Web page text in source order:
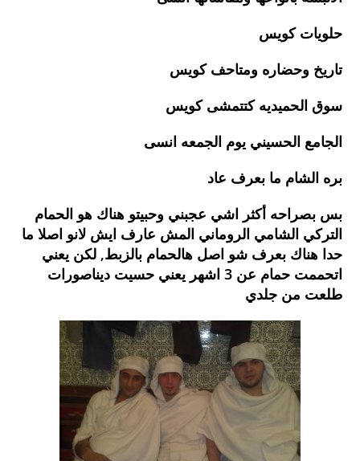
حلويات كويس
تاريخ وحضاره ومتاحف كويس
سوق الحميديه كتتمشى كويس
الجامع الحسيني يوم الجمعه انسى
بره الشام ما بعرف عاد
بس بصراحه أكثر اشي عجبني وحبيتو هناك هو الحمام
التركي الشامي الروماني المش عارف ايش لانو اصلا ما
حدا هناك بعرف شو اصل هالحمام بالزبط, لكن يعني
اتحممت حمام عن 3 اشهر يعني حسيت ديناصورات
طلعت من جلدي